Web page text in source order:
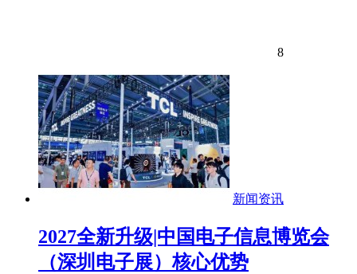
8
新闻资讯
2027全新升级|中国电子信息博览会
（深圳电子展）核心优势